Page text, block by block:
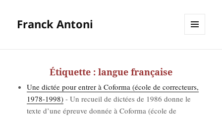
Franck Antoni
ET
Étiquette : langue française
Une dic­tée pour entrer à Cofor­ma (école de cor­rec­teurs,
1978-1998) - Un recueil de dic­tées de 1986 donne le
texte d’une épreuve don­née à Cofor­ma (école de